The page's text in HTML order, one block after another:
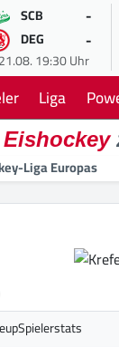
SCB -
DEG -
21.08. 19:30 Uhr
Liga
Eishockey
Liga Europas
Spielerstats